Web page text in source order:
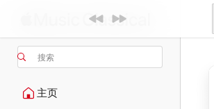
搜索
主页